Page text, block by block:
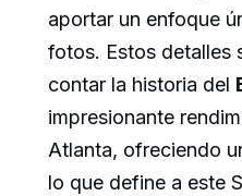
aportar un enfoque
fotos. Estos detalles
contar la historia del
impresionante
Atlanta, ofreciendo
lo que define a este